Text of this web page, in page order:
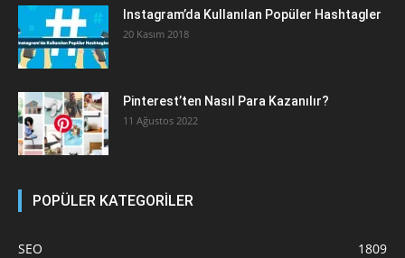
Instagram’da Kullanılan Popüler Hashtagler
20 Kasım 2018
Pinterest’ten Nasıl Para Kazanılır?
11 Ağustos 2022
POPÜLER KATEGORİLER
SEO
1809